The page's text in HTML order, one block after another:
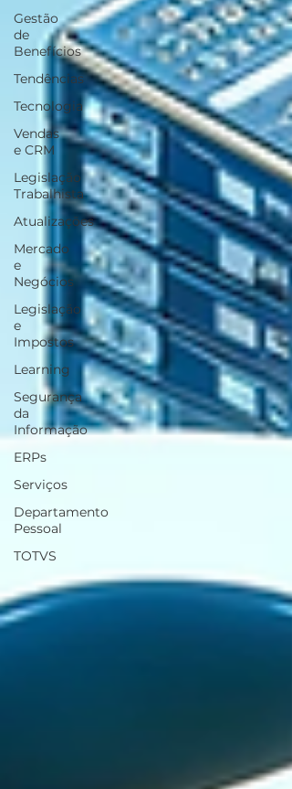
Gestão
de
Benefícios
Tendências
Tecnologia
Vendas
e CRM
Legislação
Trabalhista
Atualizações
Mercado
e
Negócios
Legislação
e
Impostos
Learning
Segurança
da
Informação
ERPs
Serviços
Departamento
Pessoal
TOTVS